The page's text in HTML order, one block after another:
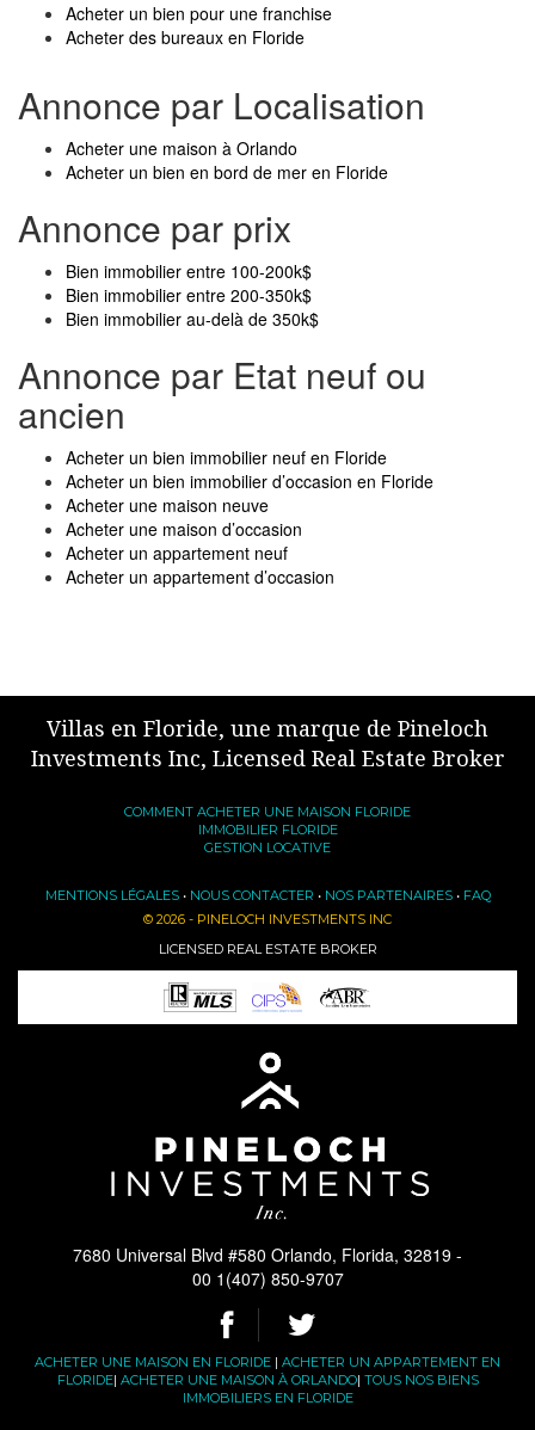
Acheter un bien pour une franchise
Acheter des bureaux en Floride
Annonce par Localisation
Acheter une maison à Orlando
Acheter un bien en bord de mer en Floride
Annonce par prix
Bien immobilier entre 100-200k$
Bien immobilier entre 200-350k$
Bien immobilier au-delà de 350k$
Annonce par Etat neuf ou
ancien
Acheter un bien immobilier neuf en Floride
Acheter un bien immobilier d’occasion en Floride
Acheter une maison neuve
Acheter une maison d’occasion
Acheter un appartement neuf
Acheter un appartement d’occasion
Villas en Floride, une marque de Pineloch
Investments Inc, Licensed Real Estate Broker
COMMENT ACHETER UNE MAISON FLORIDE
IMMOBILIER FLORIDE
GESTION LOCATIVE
MENTIONS LÉGALES• NOUS CONTACTER • NOS PARTENAIRES• FAQ
© 2026 - PINELOCH INVESTMENTS INC
LICENSED REAL ESTATE BROKER
7680 Universal Blvd #580 Orlando, Florida, 32819 -
00 1(407) 850-9707
ACHETER UNE MAISON EN FLORIDE | ACHETER UN APPARTEMENT EN
FLORIDE| ACHETER UNE MAISON À ORLANDO| TOUS NOS BIENS
IMMOBILIERS EN FLORIDE